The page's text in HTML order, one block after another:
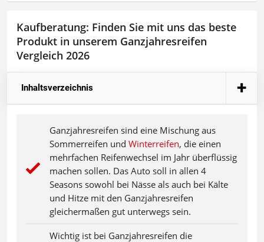
Kaufberatung: Finden Sie mit uns das beste
Produkt in unserem Ganzjahresreifen
Vergleich 2026
Inhaltsverzeichnis
Ganzjahresreifen sind eine Mischung aus
Sommerreifen und Winterreifen, die einen
mehrfachen Reifenwechsel im Jahr überflüssig
machen sollen. Das Auto soll in allen 4
Seasons sowohl bei Nässe als auch bei Kälte
und Hitze mit den Ganzjahresreifen
gleichermaßen gut unterwegs sein.
Wichtig ist bei Ganzjahresreifen die